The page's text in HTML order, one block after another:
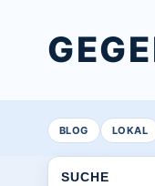
BLOG LOKAL
SUCHE